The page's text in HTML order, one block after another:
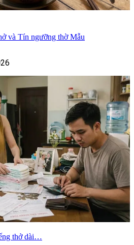
và Tín ngưỡng thờ Mẫu
thở dài…